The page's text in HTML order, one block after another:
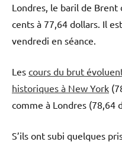
Londres, le baril de Brent
cents à 77,64 dollars. Il
vendredi en séance.
Les cours du brut
historiques à New York
comme à Londres (78,64
S’ils ont subi quelques